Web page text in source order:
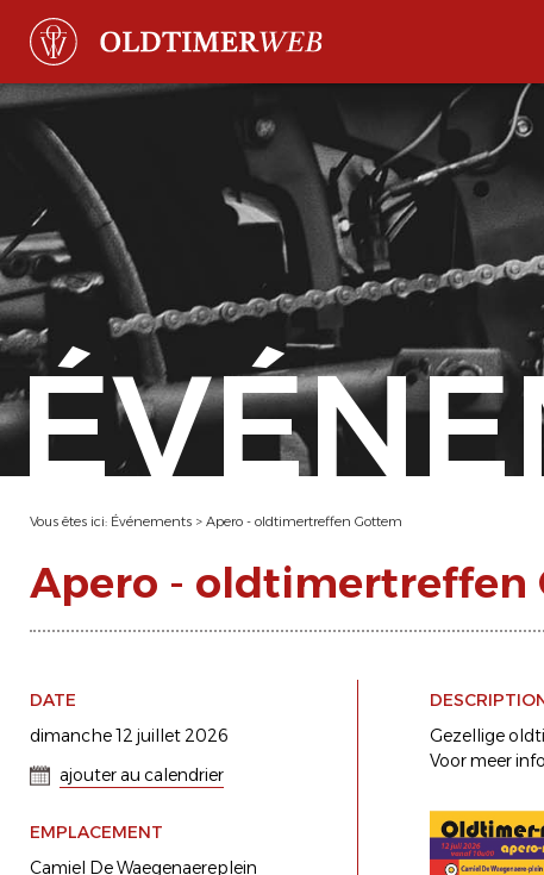
Vous êtes ici: Événements > Apero - oldtimertreffen Gottem
Apero - oldtimertreffen
DATE
dimanche 12 juillet 2026
ajouter au calendrier
EMPLACEMENT
Camiel De Waegenaereplein
Gezellige
Voor meer